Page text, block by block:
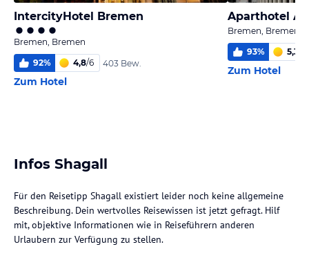
IntercityHotel Bremen
Bremen, Bremen
92% 4,8/6 403 Bew.
Zum Hotel
Aparthotel
Bremen, Bremen
93% 5,3
Zum Hotel
Infos Shagall
Für den Reisetipp Shagall existiert leider noch keine allgemeine
Beschreibung. Dein wertvolles Reisewissen ist jetzt gefragt. Hilf
mit, objektive Informationen wie in Reiseführern anderen
Urlaubern zur Verfügung zu stellen.